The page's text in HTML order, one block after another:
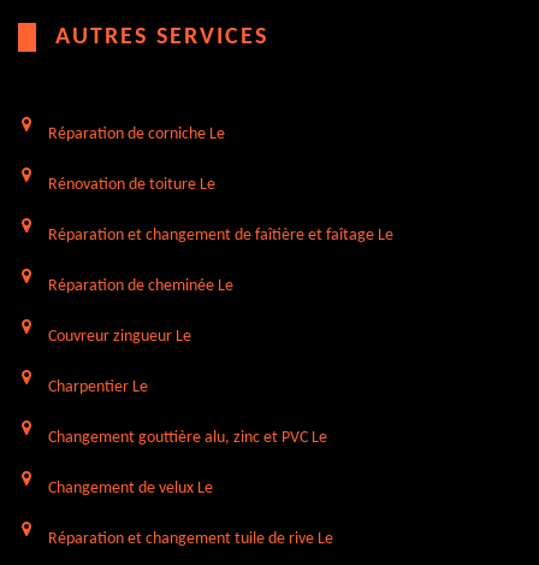
AUTRES SERVICES
Réparation de corniche Le
Rénovation de toiture Le
Réparation et changement de faîtière et faîtage Le
Réparation de cheminée Le
Couvreur zingueur Le
Charpentier Le
Changement gouttière alu, zinc et PVC Le
Changement de velux Le
Réparation et changement tuile de rive Le